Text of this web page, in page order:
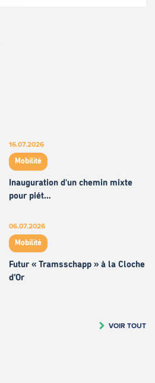
16.07.2026
Mobilité
Inauguration d'un chemin mixte
pour piét…
06.07.2026
Mobilité
Futur « Tramsschapp » à la Cloche
d’Or
VOIR TOUT